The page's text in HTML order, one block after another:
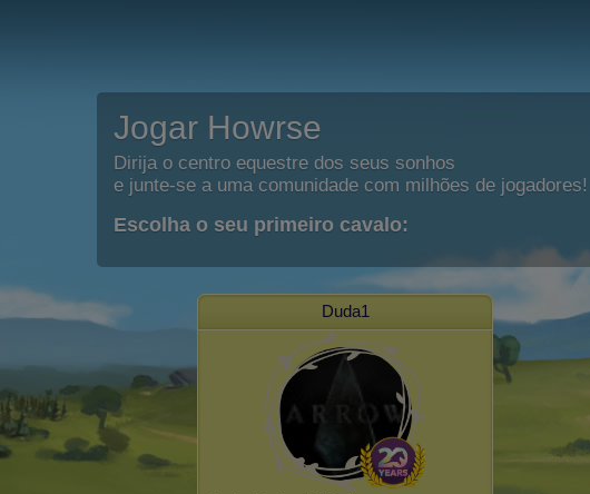
Jogar Howrse
Dirija o centro equestre dos seus sonhos
e junte-se a uma comunidade com milhões de jogadores!
Escolha o seu primeiro cavalo:
Duda1